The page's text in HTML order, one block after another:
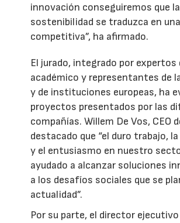
innovación conseguiremos que la
sostenibilidad se traduzca en
competitiva”, ha afirmado.
El jurado, integrado por expertos
académico y representantes de
y de instituciones europeas, ha
proyectos presentados por las
compañías. Willem De Vos, CEO
destacado que “el duro trabajo,
y el entusiasmo en nuestro
ayudado a alcanzar soluciones
a los desafíos sociales que se
actualidad”.
Por su parte, el director ejecutivo